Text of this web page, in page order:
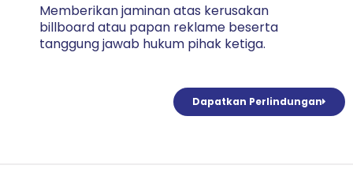
Memberikan jaminan atas kerusakan
billboard atau papan reklame beserta
tanggung jawab hukum pihak ketiga.
Dapatkan Perlindungan